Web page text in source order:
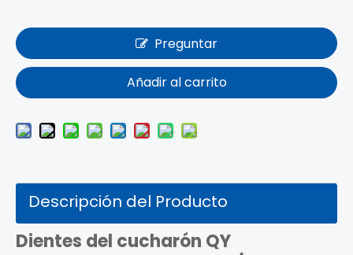
Preguntar
Añadir al carrito
Descripción del Producto
Dientes del cucharón QY